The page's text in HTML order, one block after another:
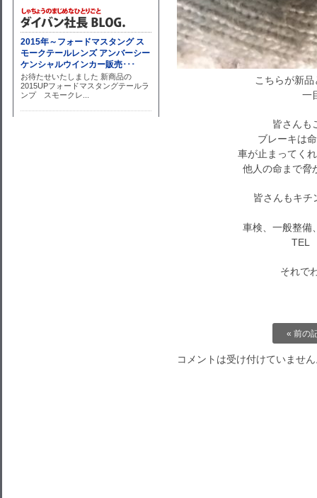
こちらが新
一
皆さんも
ブレーキは
車が止まってく
他人の命まで脅
皆さんもキチ
車検、一般整備
TEL
それで
« 前の
コメントは受け付けていませ